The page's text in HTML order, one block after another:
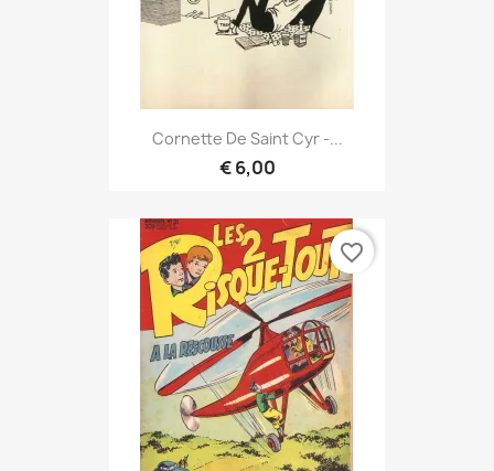
Cornette De Saint Cyr -...
€ 6,00
favorite_border